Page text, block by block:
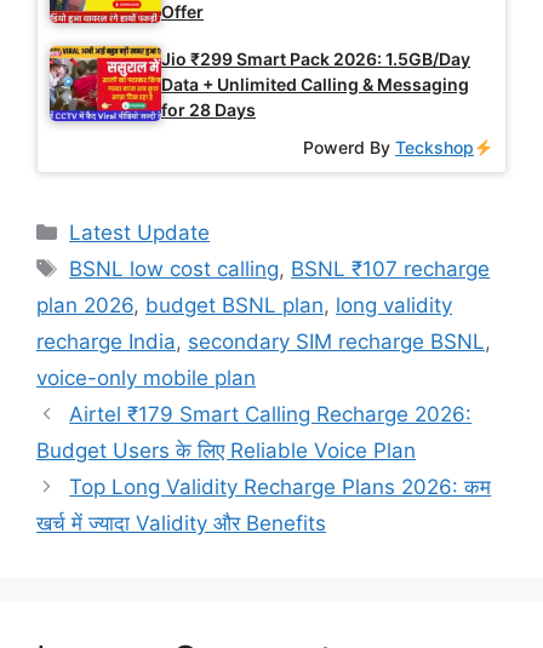
Offer
Jio ₹299 Smart Pack 2026: 1.5GB/Day
Data + Unlimited Calling & Messaging
for 28 Days
Powerd ByTeckshop
Categories
Latest Update
Tags
BSNL low cost calling, BSNL ₹107 recharge
plan 2026, budget BSNL plan, long validity
recharge India, secondary SIM recharge BSNL,
voice-only mobile plan
Airtel ₹179 Smart Calling Recharge 2026:
Budget Users के लिए Reliable Voice Plan
Top Long Validity Recharge Plans 2026: कम
खर्च में ज्यादा Validity और Benefits